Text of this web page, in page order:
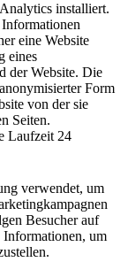
installiert.
eine Website
eines
der Website. Die
Form
von der sie
Seiten.
Laufzeit 24
verwendet, um
Besucher auf
Informationen, um